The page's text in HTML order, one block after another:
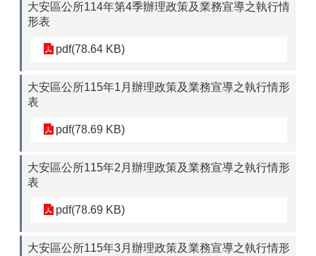
大安區公所114年第4季辦理政策及業務宣導之執行情
形表
pdf(78.64 KB)
大安區公所115年1月辦理政策及業務宣導之執行情形
表
pdf(78.69 KB)
大安區公所115年2月辦理政策及業務宣導之執行情形
表
pdf(78.69 KB)
大安區公所115年3月辦理政策及業務宣導之執行情形